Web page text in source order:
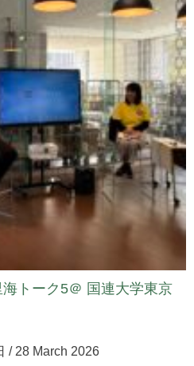
海トーク5＠ 国連大学東京
/ 28 March 2026